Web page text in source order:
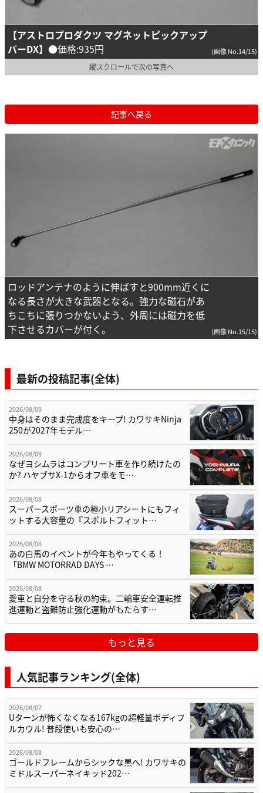
【アストロプロダクツ マグネットピックアップ
バーDX】 ●価格:935円 (画像 No.14/15)
縦スクロールで次の写真へ
記事へ戻る
ロッドアンテナのように伸ばすと900mm近くに
なる長さが大きな武器となる。強力な磁石があ
ちこちに張りつかないよう、外周には磁力を低
下させるカバーが付く。
(画像 No.15/15)
最新の投稿記事(全体)
2026/08/09
中身はそのまま完成度をキープ! カワサキNinja
250が2027年モデル…
2026/08/09
なぜヨシムラはコンプリート車を作り続けたの
か? ハヤブサX-1からオフ車をモ…
2026/08/08
スーパースポーツ車の極小リアシートにもフィ
ットする大容量の『スポルトフィット…
2026/08/08
あの白馬のイベントが今年もやってくる！
「BMW MOTORRAD DAYS …
2026/08/08
愛車と自分を守る秋の約束。二輪車安全運転推
進運動と盗難防止強化運動がもたらす…
もっと見る
人気記事ランキング(全体)
2026/08/07
Uターンが怖くなくなる167kgの超軽量ボディフ
ルカウル! 普段使いも安心の…
2026/08/08
ゴールドフレームからシックな黒へ! カワサキの
ミドルスーパーネイキッド202…